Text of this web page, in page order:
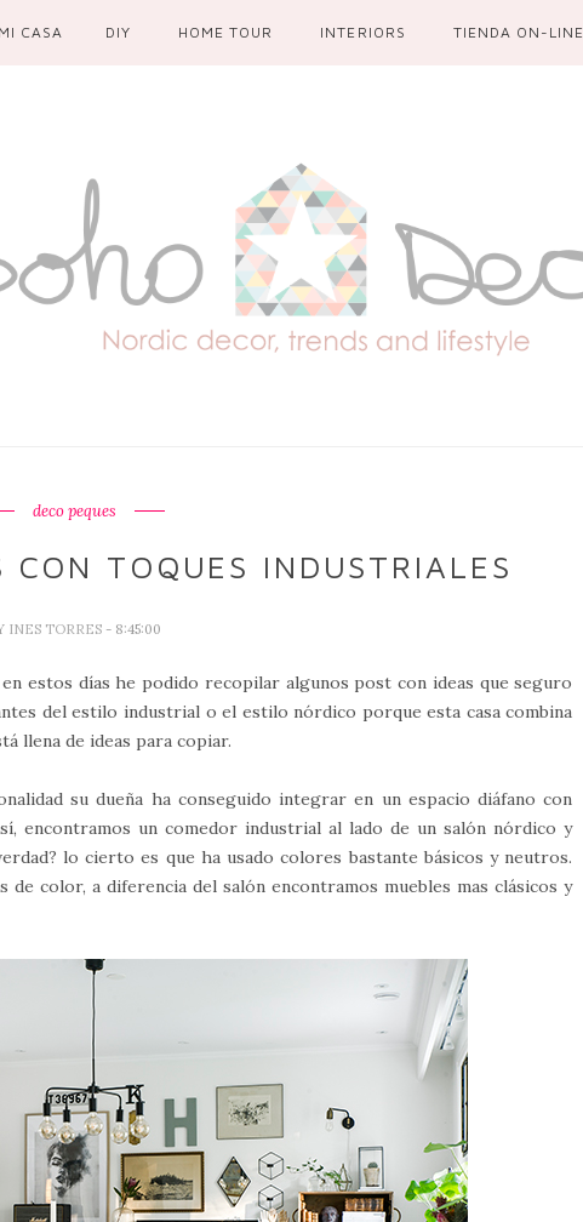
MI CASA DIY HOME TOUR INTERIORS TIENDA ON-LINE
deco peques
CON TOQUES INDUSTRIALES
INES TORRES - 8:45:00
estos días he podido recopilar algunos post con ideas que seguro
del estilo industrial o el estilo nórdico porque esta casa combina
llena de ideas para copiar.
su dueña ha conseguido integrar en un espacio diáfano con
encontramos un comedor industrial al lado de un salón nórdico y
lo cierto es que ha usado colores bastante básicos y neutros.
color, a diferencia del salón encontramos muebles mas clásicos y